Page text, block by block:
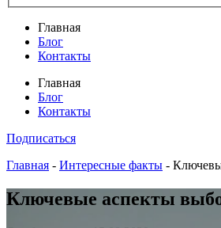
Главная
Блог
Контакты
Главная
Блог
Контакты
Подписаться
Главная - Интересные факты -
Ключевые аспекты